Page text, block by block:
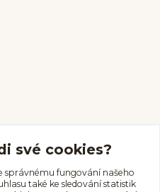
své cookies?
správnému fungování našeho
také ke sledování statistik